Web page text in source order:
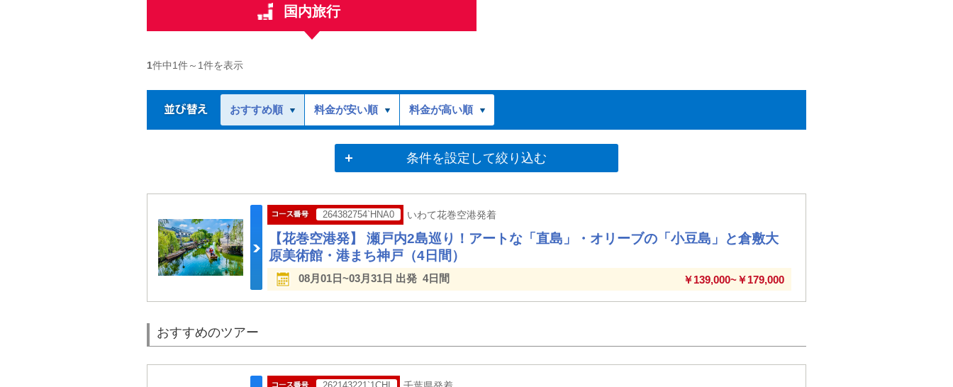
国内旅行
1件中1件～ 1件を表示
おすすめ順 料金が安い順 料金が高い順
条件を設定して絞り込む
264382754`HNA0 いわて花巻空港発着
【花巻空港発】 瀬戸内2島巡り！アートな「直島」・オリーブの「小豆島」と倉敷大
原美術館・港まち神戸（4日間）
08月01日~03月31日 出発 4日間 ￥139,000~￥179,000
おすすめのツアー